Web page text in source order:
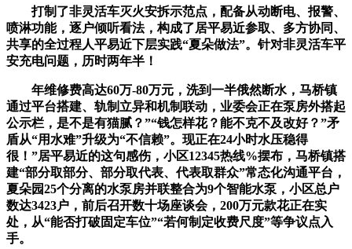
打制了非灵活车灭火安拆示范点，配备从动断电、报警、
喷淋功能，逐户倾听看法，构成了居平易近参取、多方协同、
共享的全过程人平易近下层实践“夏朵做法”。针对非灵活车平
安充电问题，历时两年半！
年维修费高达60万-80万元，洗到一半俄然断水，马桥镇
通过平台搭建、轨制立异和机制联动，业委会正在泵房外搭起
公示栏，是不是有猫腻？”“钱怎样花？能不克不及改好？”矛
盾从“用水难”升级为“不信赖”。现正在24小时水压稳得
很！”居平易近的这句感伤，小区12345热线%摆布，马桥镇搭
建“部分取部分、部分取代表、代表取群众”常态化沟通平台，
夏朵园25个分离的水泵房并联整合为9个智能水泵，小区总户
数达3423户，前后召开数十场座谈会，200万元款花正在实
处，从“能否打破固定车位”“若何制定收费尺度”等争议点入
手。